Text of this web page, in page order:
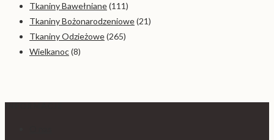
Tkaniny Bawełniane(111)
Tkaniny Bożonarodzeniowe(21)
Tkaniny Odzieżowe(265)
Wielkanoc(8)